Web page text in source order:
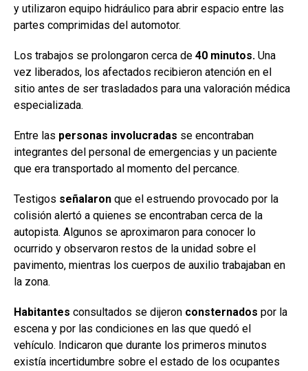
y utilizaron equipo hidráulico para abrir espacio entre las
partes comprimidas del automotor.
Los trabajos se prolongaron cerca de 40 minutos. Una
vez liberados, los afectados recibieron atención en el
sitio antes de ser trasladados para una valoración médica
especializada.
Entre las personas involucradas se encontraban
integrantes del personal de emergencias y un paciente
que era transportado al momento del percance.
Testigos señalaron que el estruendo provocado por la
colisión alertó a quienes se encontraban cerca de la
autopista. Algunos se aproximaron para conocer lo
ocurrido y observaron restos de la unidad sobre el
pavimento, mientras los cuerpos de auxilio trabajaban en
la zona.
Habitantes consultados se dijeron consternados por la
escena y por las condiciones en las que quedó el
vehículo. Indicaron que durante los primeros minutos
existía incertidumbre sobre el estado de los ocupantes